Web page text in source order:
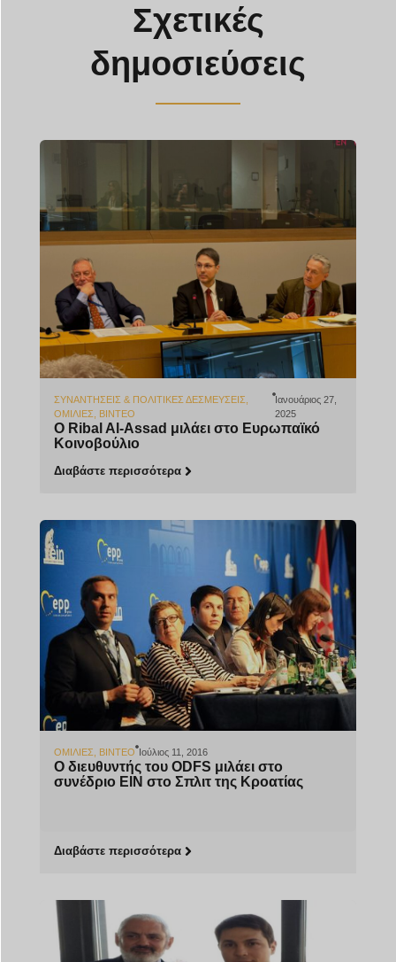
Σχετικές
δημοσιεύσεις
ΣΥΝΑΝΤΉΣΕΙΣ & ΠΟΛΙΤΙΚΈΣ ΔΕΣΜΕΎΣΕΙΣ
ΟΜΙΛΊΕΣ
ΒΊΝΤΕΟ
Ιανουάριος 27,
2025
Ο Ribal Al-Assad μιλάει στο Ευρωπαϊκό
Κοινοβούλιο
Διαβάστε περισσότερα
ΟΜΙΛΊΕΣ ΒΊΝΤΕΟ Ιούλιος 11, 2016
Ο διευθυντής του ODFS μιλάει στο
συνέδριο EIN στο Σπλιτ της Κροατίας
Διαβάστε περισσότερα